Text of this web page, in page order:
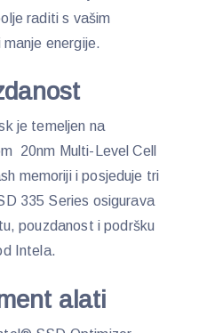
raditi s vašim
energije.
je temeljen na
20nm Multi-Level Cell
memoriji i posjeduje tri
335 Series osigurava
pouzdanost i podršku
Intela.
alati